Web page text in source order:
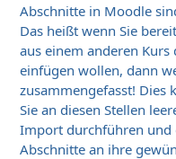
Abschnitte in Moodle
Das heißt wenn Sie
aus einem anderen
einfügen wollen, dann
zusammengefasst! Dies
Sie an diesen Stellen
Import durchführen und
Abschnitte an ihre